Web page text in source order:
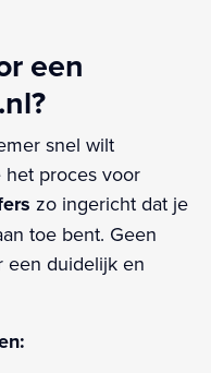
een
snel wilt
proces voor
zo ingericht dat je
toe bent. Geen
een duidelijk en